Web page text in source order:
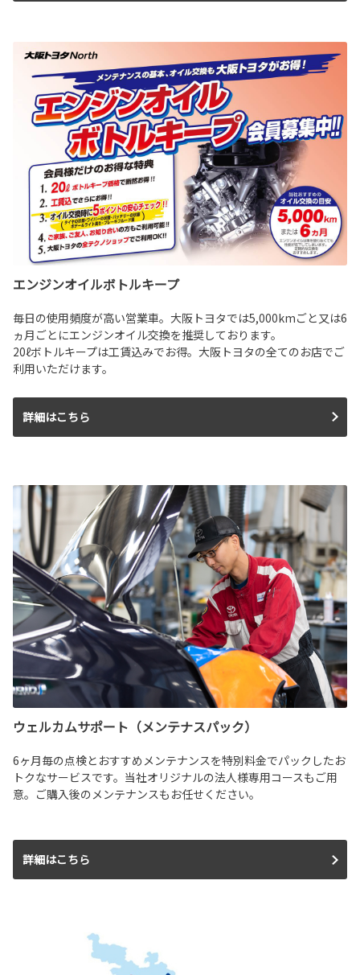
エンジンオイルボトルキープ
毎日の使用頻度が高い営業車。大阪トヨタでは5,000kmごと又は6
ヵ月ごとにエンジンオイル交換を推奨しております。
20ℓボトルキープは工賃込みでお得。大阪トヨタの全てのお店でご
利用いただけます。
詳細はこちら
ウェルカムサポート（メンテナスパック）
6ヶ月毎の点検とおすすめメンテナンスを特別料金でパックしたお
トクなサービスです。当社オリジナルの法人様専用コースもご用
意。ご購入後のメンテナンスもお任せください。
詳細はこちら